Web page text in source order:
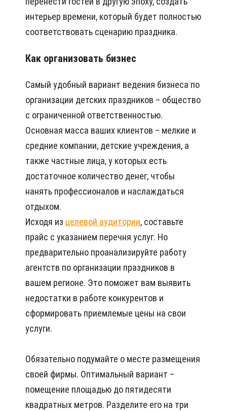
интерьер времени, который будет полностью
соответствовать сценарию праздника.
Как организовать бизнес
Самый удобный вариант ведения бизнеса по
организации детских праздников – общество
с ограниченной ответственностью.
Основная масса ваших клиентов – мелкие и
средние компании, детские учреждения, а
также частные лица, у которых есть
достаточное количество денег, чтобы
нанять профессионалов и наслаждаться
отдыхом.
Исходя из целевой аудитории, составьте
прайс с указанием перечня услуг. Но
предварительно проанализируйте работу
агентств по организации праздников в
вашем регионе. Это поможет вам выявить
недостатки в работе конкурентов и
сформировать приемлемые цены на свои
услуги.
Обязательно подумайте о месте размещения
своей фирмы. Оптимальный вариант –
помещение площадью до пятидесяти
квадратных метров. Разделите его на три